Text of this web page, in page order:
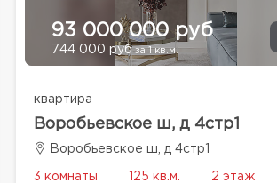
93 000 000 руб
744 000 рубза 1 кв.м.
квартира
Воробьевское ш, д 4стр1
Воробьевское ш, д 4стр1
3 комнаты 125 кв.м. 2 этаж